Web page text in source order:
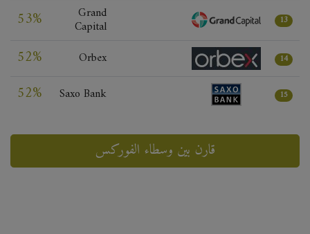
53% Grand
Capital 13
52% Orbex 14
52% Saxo Bank 15
قارن بين وسطاء الفوركس